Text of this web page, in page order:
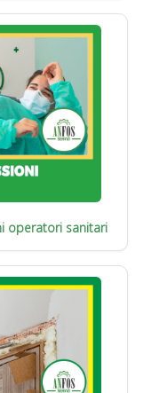
operatori sanitari